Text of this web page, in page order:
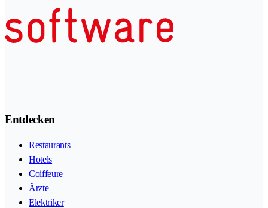
Entdecken
Restaurants
Hotels
Coiffeure
Ärzte
Elektriker